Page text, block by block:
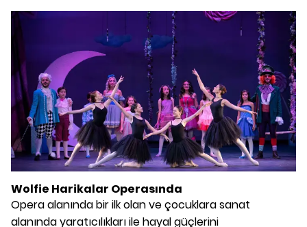
Wolfie Harikalar Operasında
Opera alanında bir ilk olan ve çocuklara sanat
alanında yaratıcılıkları ile hayal güçlerini